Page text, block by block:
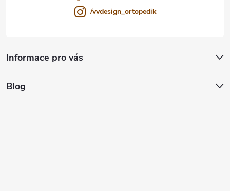
/vvdesign_ortopedik
Informace pro vás
Blog